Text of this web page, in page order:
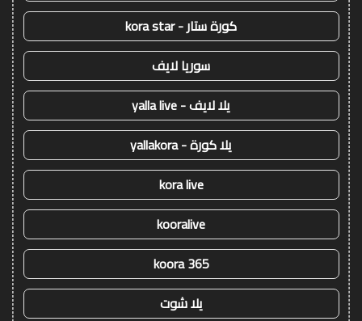
كورة ستار - kora star
سوريا لايف
يلا لايف - yalla live
يلا كورة - yallakora
kora live
kooralive
koora 365
يلا شوت